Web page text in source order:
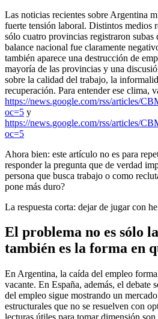
Las noticias recientes sobre Argentina
fuerte tensión laboral. Distintos medios
sólo cuatro provincias registraron subas
balance nacional fue claramente
también aparece una destrucción de
mayoría de las provincias y una
sobre la calidad del trabajo, la
recuperación. Para entender ese clima,
https://news.google.com/rss/
oc=5 y
https://news.google.com/rss/
oc=5
Ahora bien: este artículo no es para
responder la pregunta que de verdad
persona que busca trabajo o como
pone más duro?
La respuesta corta: dejar de jugar con
El problema no es sólo
también es la forma en
En Argentina, la caída del empleo
vacante. En España, además, el debate
del empleo sigue mostrando un
estructurales que no se resuelven con